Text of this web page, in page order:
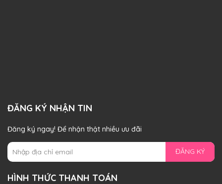
ĐĂNG KÝ NHẬN TIN
Đăng ký ngay! Để nhận thật nhiều ưu đãi
ĐĂNG KÝ
HÌNH THỨC THANH TOÁN